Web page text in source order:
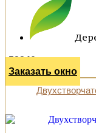
52340 р.
Заказать окно